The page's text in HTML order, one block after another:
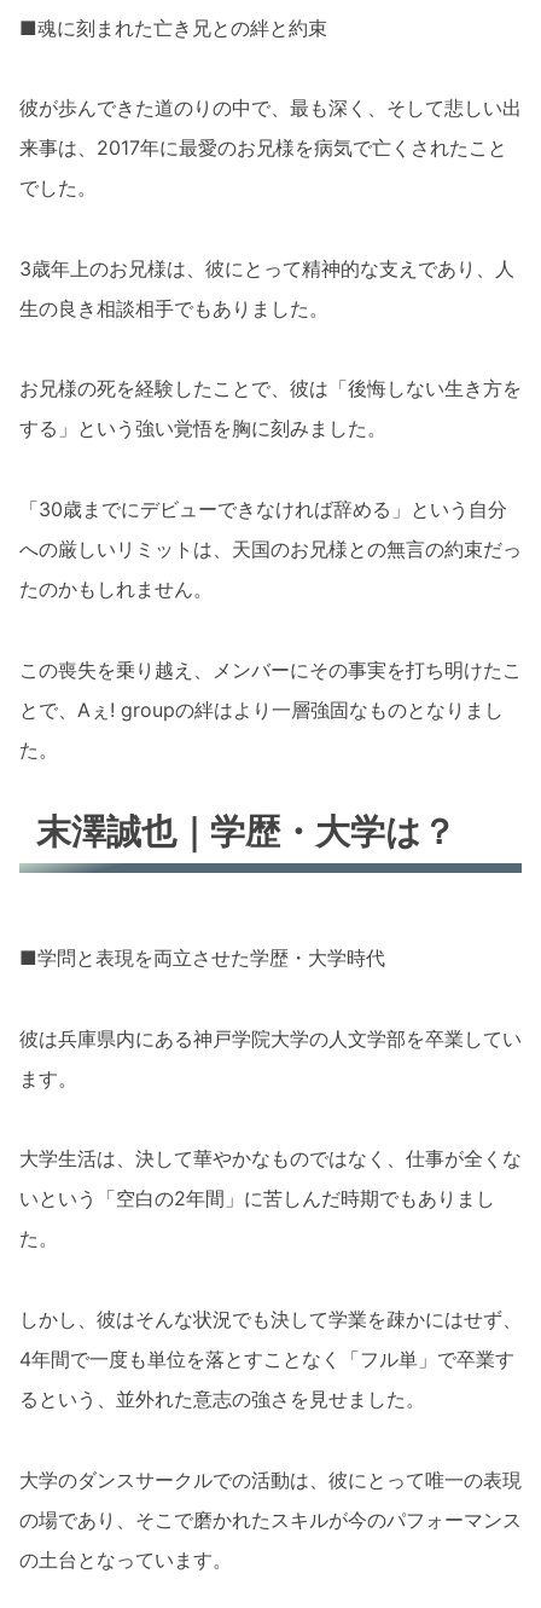
■魂に刻まれた亡き兄との絆と約束
彼が歩んできた道のりの中で、最も深く、そして悲しい出
来事は、2017年に最愛のお兄様を病気で亡くされたこと
でした。
3歳年上のお兄様は、彼にとって精神的な支えであり、人
生の良き相談相手でもありました。
お兄様の死を経験したことで、彼は「後悔しない生き方を
する」という強い覚悟を胸に刻みました。
「30歳までにデビューできなければ辞める」という自分
への厳しいリミットは、天国のお兄様との無言の約束だっ
たのかもしれません。
この喪失を乗り越え、メンバーにその事実を打ち明けたこ
とで、Aぇ! groupの絆はより一層強固なものとなりまし
た。
末澤誠也｜学歴・大学は？
■学問と表現を両立させた学歴・大学時代
彼は兵庫県内にある神戸学院大学の人文学部を卒業してい
ます。
大学生活は、決して華やかなものではなく、仕事が全くな
いという「空白の2年間」に苦しんだ時期でもありまし
た。
しかし、彼はそんな状況でも決して学業を疎かにはせず、
4年間で一度も単位を落とすことなく「フル単」で卒業す
るという、並外れた意志の強さを見せました。
大学のダンスサークルでの活動は、彼にとって唯一の表現
の場であり、そこで磨かれたスキルが今のパフォーマンス
の土台となっています。